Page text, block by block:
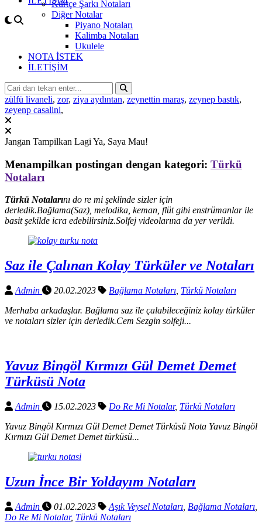
Kürtçe Şarkı Notaları
Diğer Notalar
Piyano Notaları
Kalimba Notaları
Ukulele
NOTA İSTEK
İLETİŞİM
zülfü livaneli, zor, ziya aydıntan, zeynettin maraş, zeynep bastık,
zeyenp casalini,
Jangan Tampilkan Lagi Ya, Saya Mau!
Menampilkan postingan dengan kategori: Türkü
Notaları
Türkü Notalarını do re mi şeklinde sizler için
derledik.Bağlama(Saz), melodika, keman, flüt gibi enstrümanlar ile
basit şekilde icra edebilirsiniz.Solfej videolarına da yer verildi.
Saz ile Çalınan Kolay Türküler ve Notaları
Admin 20.02.2023 Bağlama Notaları Türkü Notaları
Merhaba arkadaşlar. Bağlama saz ile çalabileceğiniz kolay türküler
ve notaları sizler için derledik.Cem Sezgin solfeji...
Yavuz Bingöl Kırmızı Gül Demet Demet
Türküsü Nota
Admin 15.02.2023 Do Re Mi Notalar, Türkü Notaları
Yavuz Bingöl Kırmızı Gül Demet Demet Türküsü Nota Yavuz Bingöl
Kırmızı Gül Demet Demet türküsü...
Uzun İnce Bir Yoldayım Notaları
Admin 01.02.2023 Aşık Veysel Notaları Bağlama Notaları
Do Re Mi Notalar, Türkü Notaları